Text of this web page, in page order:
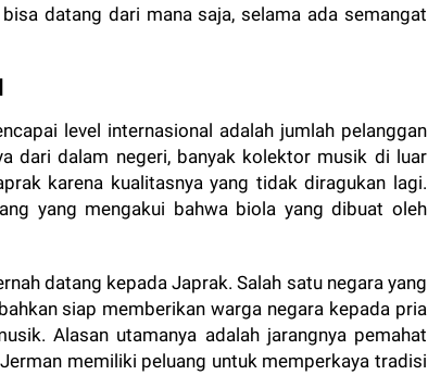
datang dari mana saja, selama ada semangat
level internasional adalah jumlah pelanggan
dari dalam negeri, banyak kolektor musik di luar
karena kualitasnya yang tidak diragukan lagi.
yang mengakui bahwa biola yang dibuat oleh
datang kepada Japrak. Salah satu negara yang
siap memberikan warga negara kepada pria
Alasan utamanya adalah jarangnya pemahat
memiliki peluang untuk memperkaya tradisi